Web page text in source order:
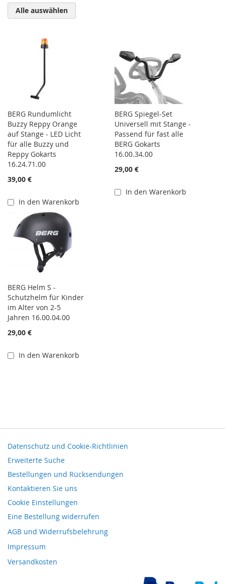
Alle auswählen
BERG Rundumlicht
Buzzy Reppy Orange
auf Stange - LED Licht
für alle Buzzy und
Reppy Gokarts
16.24.71.00
39,00 €
In den Warenkorb
BERG Spiegel-Set
Universell mit Stange -
Passend für fast alle
BERG Gokarts
16.00.34.00
29,00 €
In den Warenkorb
BERG Helm S -
Schutzhelm für Kinder
im Alter von 2-5
Jahren 16.00.04.00
29,00 €
In den Warenkorb
Datenschutz und Cookie-Richtlinien
Erweiterte Suche
Bestellungen und Rücksendungen
Kontaktieren Sie uns
Cookie Einstellungen
Eine Bestellung widerrufen
AGB und Widerrufsbelehrung
Impressum
Versandkosten